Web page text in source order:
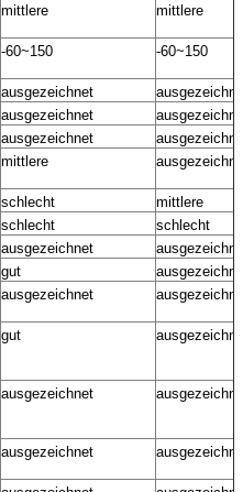
mittlere mittlere
-60~150 -60~150
ausgezeichnet
ausgezeichnet
ausgezeichnet
mittlere
schlecht
mittlere
schlecht
schlecht
ausgezeichnet
gut
ausgezeichnet
gut
ausgezeichnet
ausgezeichnet